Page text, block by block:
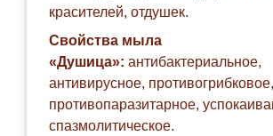
красителей, отдушек.
Свойства мыла
«Душица»: антибактериальное,
антивирусное, противогрибковое,
противопаразитарное,
спазмолитическое.